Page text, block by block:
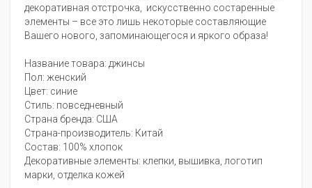
декоративная отстрочка, искусственно состаренные
элементы – все это лишь некоторые составляющие
Вашего нового, запоминающегося и яркого образа!
Название товара: джинсы
Пол: женский
Цвет: синие
Стиль: повседневный
Страна бренда: США
Страна-производитель: Китай
Состав: 100% хлопок
Декоративные элементы: клепки, вышивка, логотип
марки, отделка кожей